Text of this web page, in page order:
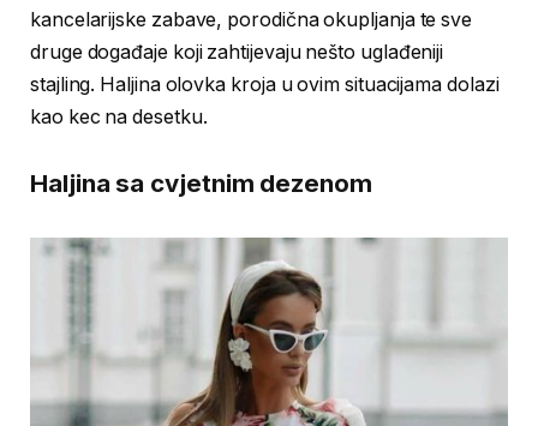
kancelarijske zabave, porodična okupljanja te sve
druge događaje koji zahtijevaju nešto uglađeniji
stajling. Haljina olovka kroja u ovim situacijama dolazi
kao kec na desetku.
Haljina sa cvjetnim dezenom